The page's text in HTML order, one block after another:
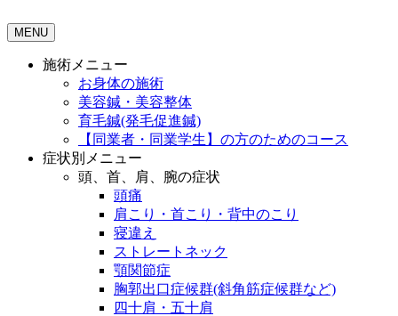
MENU
施術メニュー
お身体の施術
美容鍼・美容整体
育毛鍼(発毛促進鍼)
【同業者・同業学生】の方のためのコース
症状別メニュー
頭、首、肩、腕の症状
頭痛
肩こり・首こり・背中のこり
寝違え
ストレートネック
顎関節症
胸郭出口症候群(斜角筋症候群など)
四十肩・五十肩